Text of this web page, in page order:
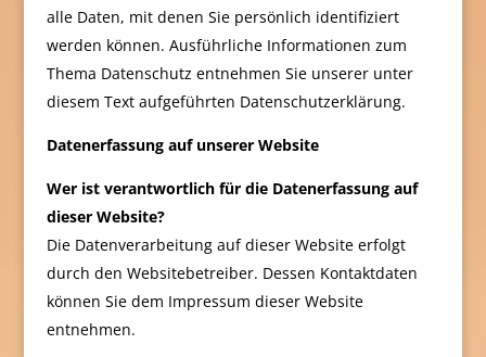
alle Daten, mit denen Sie persönlich identifiziert
werden können. Ausführliche Informationen zum
Thema Datenschutz entnehmen Sie unserer unter
diesem Text aufgeführten Datenschutzerklärung.
Datenerfassung auf unserer Website
Wer ist verantwortlich für die Datenerfassung auf
dieser Website?
Die Datenverarbeitung auf dieser Website erfolgt
durch den Websitebetreiber. Dessen Kontaktdaten
können Sie dem Impressum dieser Website
entnehmen.